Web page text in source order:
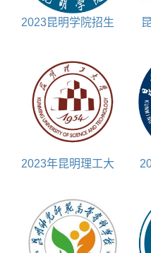
2023昆明学院招生
校
2023年昆明理工大
一年多少